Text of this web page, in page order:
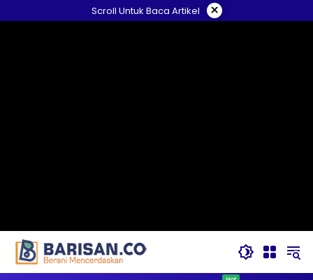
ke
Scroll Untuk Baca Artikel ×